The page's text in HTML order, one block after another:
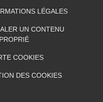
LÉGALES
UN CONTENU
COOKIES
DES COOKIES